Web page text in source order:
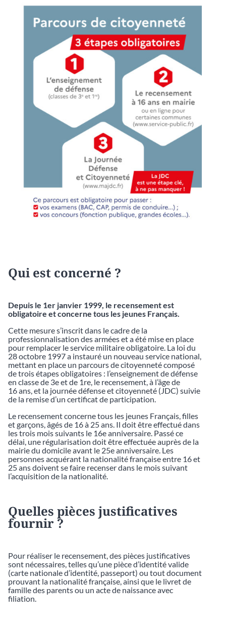
Qui est concerné ?
Depuis le 1er janvier 1999, le recensement est
obligatoire et concerne tous les jeunes Français.
Cette mesure s’inscrit dans le cadre de la
professionnalisation des armées et a été mise en place
pour remplacer le service militaire obligatoire. La loi du
28 octobre 1997 a instauré un nouveau service national,
mettant en place un parcours de citoyenneté composé
de trois étapes obligatoires : l’enseignement de défense
en classe de 3e et de 1re, le recensement, à l’âge de
16 ans, et la journée défense et citoyenneté (JDC) suivie
de la remise d’un certificat de participation.
Le recensement concerne tous les jeunes Français, filles
et garçons, âgés de 16 à 25 ans. Il doit être effectué dans
les trois mois suivants le 16e anniversaire. Passé ce
délai, une régularisation doit être effectuée auprès de la
mairie du domicile avant le 25e anniversaire. Les
personnes acquérant la nationalité française entre 16 et
25 ans doivent se faire recenser dans le mois suivant
l’acquisition de la nationalité.
Quelles pièces justificatives
fournir ?
Pour réaliser le recensement, des pièces justificatives
sont nécessaires, telles qu’une pièce d’identité valide
(carte nationale d’identité, passeport) ou tout document
prouvant la nationalité française, ainsi que le livret de
famille des parents ou un acte de naissance avec
filiation.